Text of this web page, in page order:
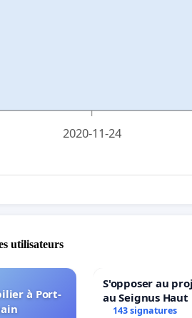
2020-11-24
utilisateurs
à Port-
S'opposer au
au Seignus Haut
143 signatures